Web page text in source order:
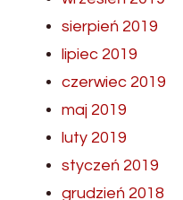
sierpień 2019
lipiec 2019
czerwiec 2019
maj 2019
luty 2019
styczeń 2019
grudzień 2018